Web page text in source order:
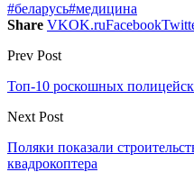
#беларусь#медицина
Share VKOK.ruFacebook
Prev Post
Топ-10 роскошных
Next Post
Поляки показали
квадрокоптера